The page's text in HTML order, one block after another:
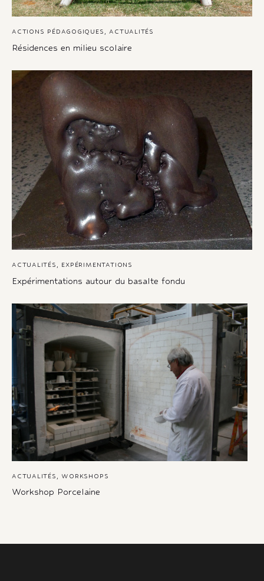
ACTIONS PÉDAGOGIQUES ACTUALITÉS
Résidences en milieu scolaire
ACTUALITÉS EXPÉRIMENTATIONS
Expérimentations autour du basalte fondu
ACTUALITÉS WORKSHOPS
Workshop Porcelaine